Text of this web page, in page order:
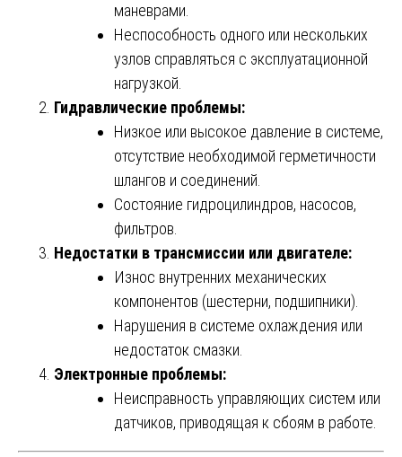
маневрами.
Неспособность одного или нескольких
узлов справляться с эксплуатационной
нагрузкой.
Гидравлические проблемы:
Низкое или высокое давление в системе,
отсутствие необходимой герметичности
шлангов и соединений.
Состояние гидроцилиндров, насосов,
фильтров.
Недостатки в трансмиссии или двигателе:
Износ внутренних механических
компонентов (шестерни, подшипники).
Нарушения в системе охлаждения или
недостаток смазки.
Электронные проблемы:
Неисправность управляющих систем или
датчиков, приводящая к сбоям в работе.